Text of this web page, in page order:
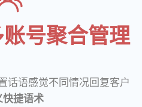
号聚合管理
话语感觉不同情况回复客户
快捷语术